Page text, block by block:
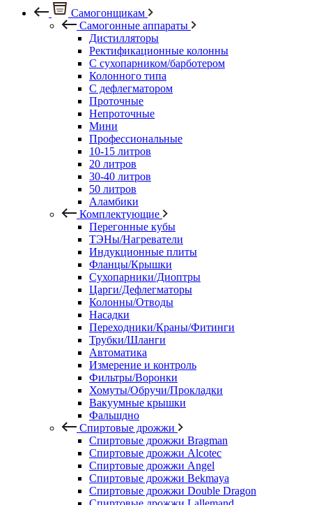
Самогонщикам
Самогонные аппараты
Дистилляторы
Ректификационные колонны
С сухопарником/барботером
Колонного типа
С дефлегматором
Проточные
Непроточные
Мини
Профессиональные
10-15 литров
20 литров
30-40 литров
50 литров
Аламбики
Комплектующие
Перегонные кубы
ТЭНы/Нагреватели
Индукционные плиты
Фланцы/Крышки
Сухопарники/Диоптры
Царги/Дефлегматоры
Колонны/Отводы
Насадки
Переходники/Краны/Фитинги
Трубки/Шланги
Автоматика
Измерение и контроль
Фильтры/Воронки
Хомуты/Обручи/Прокладки
Вакуумные крышки
Фальшдно
Спиртовые дрожжи
Спиртовые дрожжи Bragman
Спиртовые дрожжи Alcotec
Спиртовые дрожжи Angel
Спиртовые дрожжи Bekmaya
Спиртовые дрожжи Double Dragon